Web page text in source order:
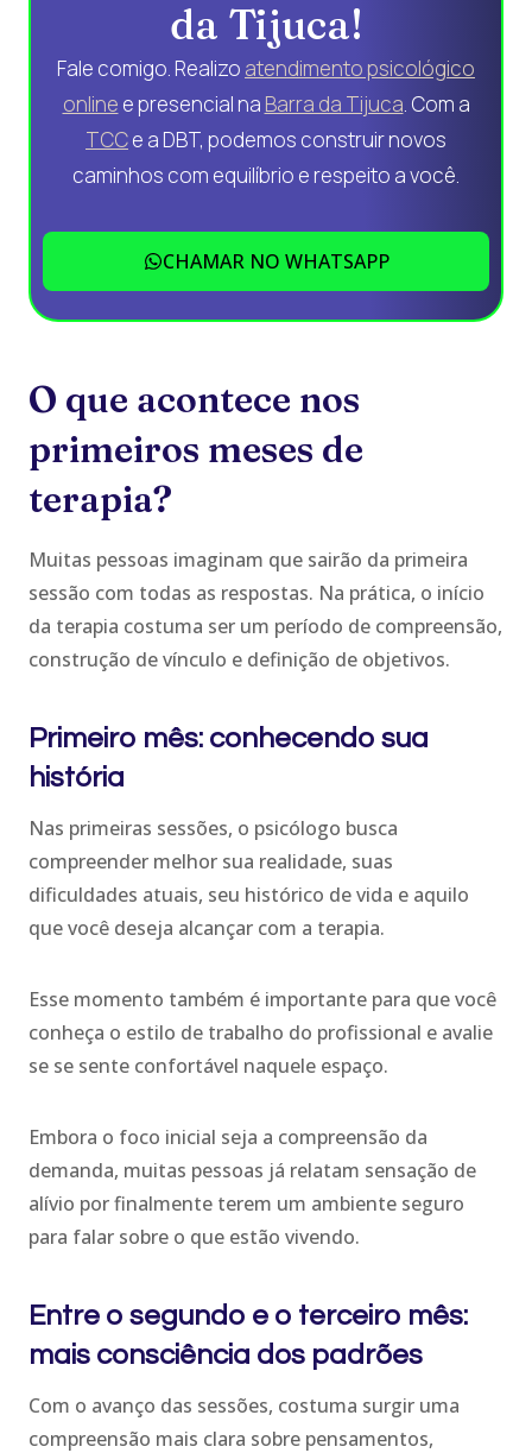
da Tijuca!
Fale comigo. Realizo atendimento psicológico
online e presencial na Barra da Tijuca . Com a
TCCe a DBT, podemos construir novos
caminhos com equilíbrio e respeito a você.
CHAMAR NO WHATSAPP
O que acontece nos
primeiros meses de
terapia?
Muitas pessoas imaginam que sairão da primeira
sessão com todas as respostas. Na prática, o início
da terapia costuma ser um período de compreensão,
construção de vínculo e definição de objetivos.
Primeiro mês: conhecendo sua
história
Nas primeiras sessões, o psicólogo busca
compreender melhor sua realidade, suas
dificuldades atuais, seu histórico de vida e aquilo
que você deseja alcançar com a terapia.
Esse momento também é importante para que você
conheça o estilo de trabalho do profissional e avalie
se se sente confortável naquele espaço.
Embora o foco inicial seja a compreensão da
demanda, muitas pessoas já relatam sensação de
alívio por finalmente terem um ambiente seguro
para falar sobre o que estão vivendo.
Entre o segundo e o terceiro mês:
mais consciência dos padrões
Com o avanço das sessões, costuma surgir uma
compreensão mais clara sobre pensamentos,